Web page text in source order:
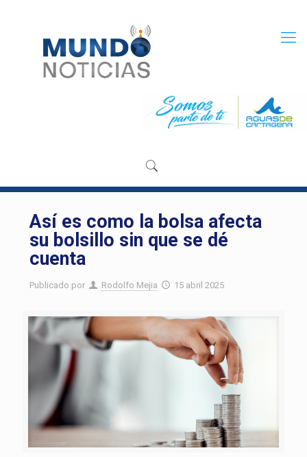
Así es como la bolsa afecta
su bolsillo sin que se dé
cuenta
Publicado por Rodolfo Mejia 15 abril 2025